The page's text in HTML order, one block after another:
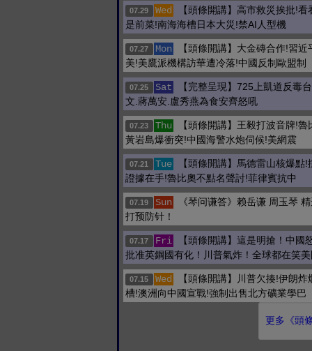
07.29 Wed
【頭條開講】高市救災挨批!
是前菜!南海海槽日本大災!禁AI人型機
07.27 Mon
【頭條開講】大金磚合作!習
美!美鷹派機構訪華遭冷落!中國反制歐盟制
07.25 Sat
【完整呈現】725上凱道反毒
文.蔣萬安.盧秀燕為食安齊怒吼
07.23 Thu
【頭條開講】王毅打波音牌!
黃岩島爆衝突!中國海警水炮伺候!美網震
07.21 Tue
【頭條開講】馬德雷山核爆點
證據在手!魯比奧不點名聲討!菲律賓抗中
07.19 Sun
《琴问谦答》赖岳谦 周玉琴
打预防针！
07.17 Fri
【頭條開講】這是明搶！中國
批准英鋼國有化！川普氣炸！全球都在笑
07.15 Wed
【頭條開講】川普欠揍!伊朗
槽!澳洲向中國宣戰!強制出售北方礦業學巴
更多《頭